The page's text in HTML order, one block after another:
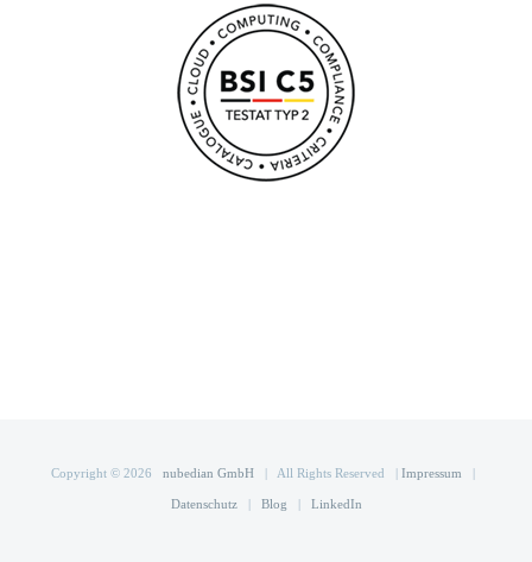
Copyright © 2026 nubedian GmbH| All Rights Reserved | Impressum |
Datenschutz| Blog | LinkedIn